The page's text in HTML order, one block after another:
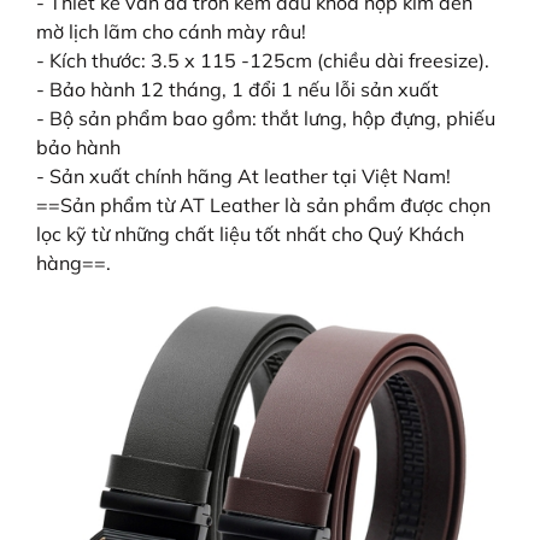
mờ lịch lãm cho cánh mày râu!
- Kích thước: 3.5 x 115 -125cm (chiều dài freesize).
- Bảo hành 12 tháng, 1 đổi 1 nếu lỗi sản xuất
- Bộ sản phẩm bao gồm: thắt lưng, hộp đựng, phiếu
bảo hành
- Sản xuất chính hãng At leather tại Việt Nam!
==Sản phẩm từ AT Leather là sản phẩm được chọn
lọc kỹ từ những chất liệu tốt nhất cho Quý Khách
hàng==.